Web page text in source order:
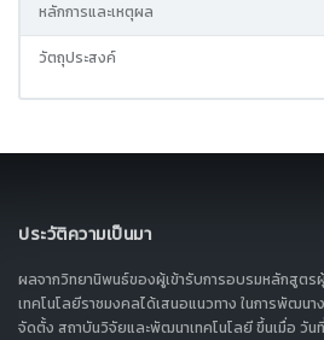
หลักการและเหตุผล
วัตถุประสงค์
ประวัติความเป็นมา
ผลจากวิทยานิพนธ์ของผู้เข้ารับการอบรมหลักสูตร
เทคโนโลยีราชมงคลได้เสนอแนวทาง ในการพัฒน
จัดตั้ง สถาบันวิจัยและพัฒนาเทคโนโลยี ขึ้นเมื่อ วัน